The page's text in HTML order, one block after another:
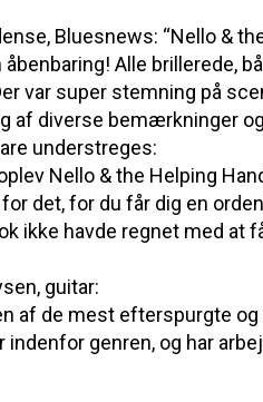
Bluesnews: “Nello &
åbenbaring! Alle brillerede,
var super stemning på
af diverse bemærkninger
understreges:
Nello & the Helping
det, for du får dig en
ikke havde regnet med at
guitar:
af de mest efterspurgte
indenfor genren, og har